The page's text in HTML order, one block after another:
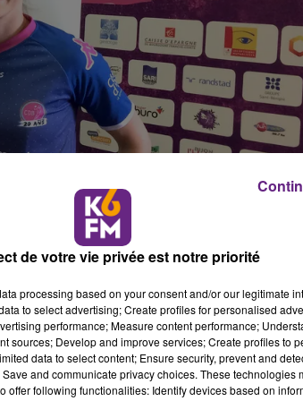
d'une nouvelle joueuse dans
internationale Tch�que.
de votre vie privée est notre priorité
processing based on your consent and/or our legitimate
to select advertising; Create profiles for personalised
performance; Measure content performance;
sources; Develop and improve services; Create profiles to
data to select content; Ensure security, prevent and
and communicate privacy choices. These technologies
offer following functionalities: Identify devices based on